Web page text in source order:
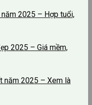
2025 – Hợp tuổi,
2025 – Giá mềm,
năm 2025 – Xem là